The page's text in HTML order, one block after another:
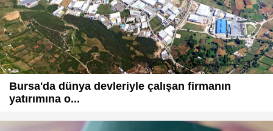
Bursa'da dünya devleriyle çalışan firmanın
yatırımına o...